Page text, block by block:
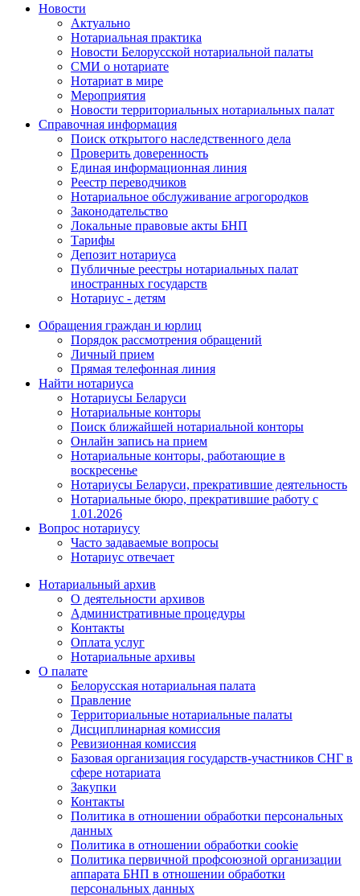
Новости
Актуально
Нотариальная практика
Новости Белорусской нотариальной палаты
СМИ о нотариате
Нотариат в мире
Мероприятия
Новости территориальных нотариальных палат
Справочная информация
Поиск открытого наследственного дела
Проверить доверенность
Единая информационная линия
Реестр переводчиков
Нотариальное обслуживание агрогородков
Законодательство
Локальные правовые акты БНП
Тарифы
Депозит нотариуса
Публичные реестры нотариальных палат
иностранных государств
Нотариус - детям
Обращения граждан и юрлиц
Порядок рассмотрения обращений
Личный прием
Прямая телефонная линия
Найти нотариуса
Нотариусы Беларуси
Нотариальные конторы
Поиск ближайшей нотариальной конторы
Онлайн запись на прием
Нотариальные конторы, работающие в
воскресенье
Нотариусы Беларуси, прекратившие деятельность
Нотариальные бюро, прекратившие работу с
1.01.2026
Вопрос нотариусу
Часто задаваемые вопросы
Нотариус отвечает
Нотариальный архив
О деятельности архивов
Административные процедуры
Контакты
Оплата услуг
Нотариальные архивы
О палате
Белорусская нотариальная палата
Правление
Территориальные нотариальные палаты
Дисциплинарная комиссия
Ревизионная комиссия
Базовая организация государств-участников СНГ в
сфере нотариата
Закупки
Контакты
Политика в отношении обработки персональных
данных
Политика в отношении обработки cookie
Политика первичной профсоюзной организации
аппарата БНП в отношении обработки
персональных данных